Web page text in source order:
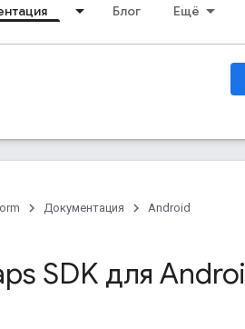
Блог Ещё
Документация
Android
SDK для